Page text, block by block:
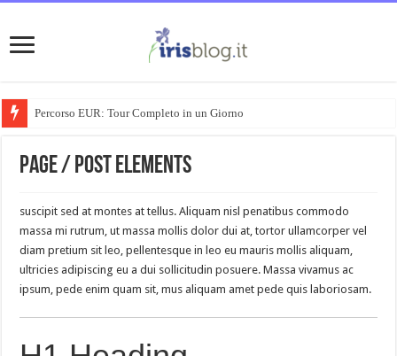
Percorso EUR: Tour Completo in un Giorno
Page / Post Elements
suscipit sed at montes at tellus. Aliquam nisl penatibus commodo
massa mi rutrum, ut massa mollis dolor dui at, tortor ullamcorper vel
diam pretium sit leo, pellentesque in leo eu mauris mollis aliquam,
ultricies adipiscing eu a dui sollicitudin posuere. Massa vivamus ac
ipsum, pede enim quam sit, mus aliquam amet pede quis laboriosam.